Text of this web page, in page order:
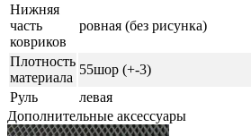
Нижняя
часть
ковриков
ровная (без рисунка)
Плотность
материала
55шор (+-3)
Руль
левая
Дополнительные аксессуары